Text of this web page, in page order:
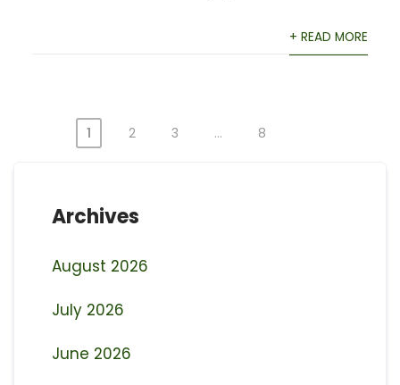
+ READ MORE
1 2 3 … 8
Archives
August 2026
July 2026
June 2026